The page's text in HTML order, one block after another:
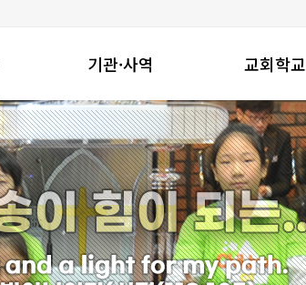
기관·사역
기관
지역사회와함께
선교사역
교회학교
유·초등부
중·고등부
청년부